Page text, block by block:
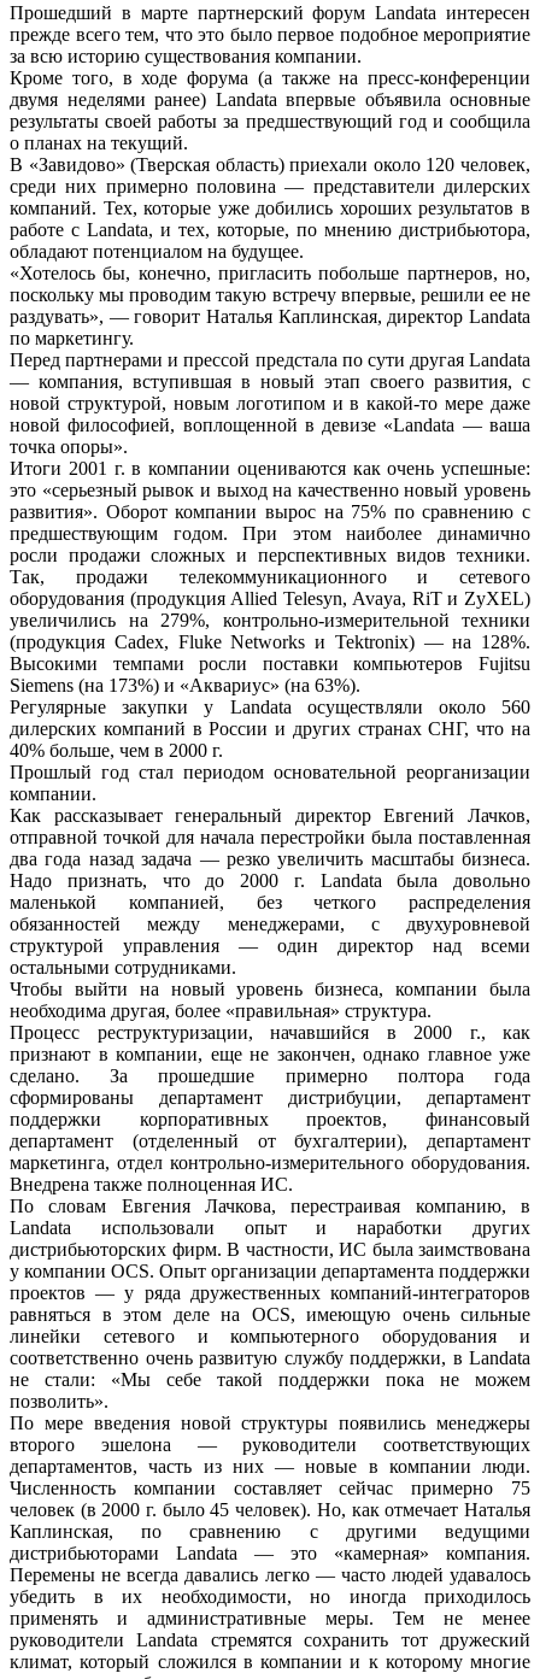
Прошедший в марте партнерский форум Landata интересен
прежде всего тем, что это было первое подобное мероприятие
за всю историю существования компании.
Кроме того, в ходе форума (а также на пресс-конференции
двумя неделями ранее) Landata впервые объявила основные
результаты своей работы за предшествующий год и сообщила
о планах на текущий.
В «Завидово» (Тверская область) приехали около 120 человек,
среди них примерно половина — представители дилерских
компаний. Тех, которые уже добились хороших результатов в
работе с Landata, и тех, которые, по мнению дистрибьютора,
обладают потенциалом на будущее.
«Хотелось бы, конечно, пригласить побольше партнеров, но,
поскольку мы проводим такую встречу впервые, решили ее не
раздувать», — говорит Наталья Каплинская, директор Landata
по маркетингу.
Перед партнерами и прессой предстала по сути другая Landata
— компания, вступившая в новый этап своего развития, с
новой структурой, новым логотипом и в какой-то мере даже
новой философией, воплощенной в девизе «Landata — ваша
точка опоры».
Итоги 2001 г. в компании оцениваются как очень успешные:
это «серьезный рывок и выход на качественно новый уровень
развития». Оборот компании вырос на 75% по сравнению с
предшествующим годом. При этом наиболее динамично
росли продажи сложных и перспективных видов техники.
Так, продажи телекоммуникационного и сетевого
оборудования (продукция Allied Telesyn, Avaya, RiT и ZyXEL)
увеличились на 279%, контрольно-измерительной техники
(продукция Cadex, Fluke Networks и Tektronix) — на 128%.
Высокими темпами росли поставки компьютеров Fujitsu
Siemens (на 173%) и «Аквариус» (на 63%).
Регулярные закупки у Landata осуществляли около 560
дилерских компаний в России и других странах СНГ, что на
40% больше, чем в 2000 г.
Прошлый год стал периодом основательной реорганизации
компании.
Как рассказывает генеральный директор Евгений Лачков,
отправной точкой для начала перестройки была поставленная
два года назад задача — резко увеличить масштабы бизнеса.
Надо признать, что до 2000 г. Landata была довольно
маленькой компанией, без четкого распределения
обязанностей между менеджерами, с двухуровневой
структурой управления — один директор над всеми
остальными сотрудниками.
Чтобы выйти на новый уровень бизнеса, компании была
необходима другая, более «правильная» структура.
Процесс реструктуризации, начавшийся в 2000 г., как
признают в компании, еще не закончен, однако главное уже
сделано. За прошедшие примерно полтора года
сформированы департамент дистрибуции, департамент
поддержки корпоративных проектов, финансовый
департамент (отделенный от бухгалтерии), департамент
маркетинга, отдел контрольно-измерительного оборудования.
Внедрена также полноценная ИС.
По словам Евгения Лачкова, перестраивая компанию, в
Landata использовали опыт и наработки других
дистрибьюторских фирм. В частности, ИС была заимствована
у компании OCS. Опыт организации департамента поддержки
проектов — у ряда дружественных компаний-интеграторов
равняться в этом деле на OCS, имеющую очень сильные
линейки сетевого и компьютерного оборудования и
соответственно очень развитую службу поддержки, в Landata
не стали: «Мы себе такой поддержки пока не можем
позволить».
По мере введения новой структуры появились менеджеры
второго эшелона — руководители соответствующих
департаментов, часть из них — новые в компании люди.
Численность компании составляет сейчас примерно 75
человек (в 2000 г. было 45 человек). Но, как отмечает Наталья
Каплинская, по сравнению с другими ведущими
дистрибьюторами Landata — это «камерная» компания.
Перемены не всегда давались легко — часто людей удавалось
убедить в их необходимости, но иногда приходилось
применять и административные меры. Тем не менее
руководители Landata стремятся сохранить тот дружеский
климат, который сложился в компании и к которому многие